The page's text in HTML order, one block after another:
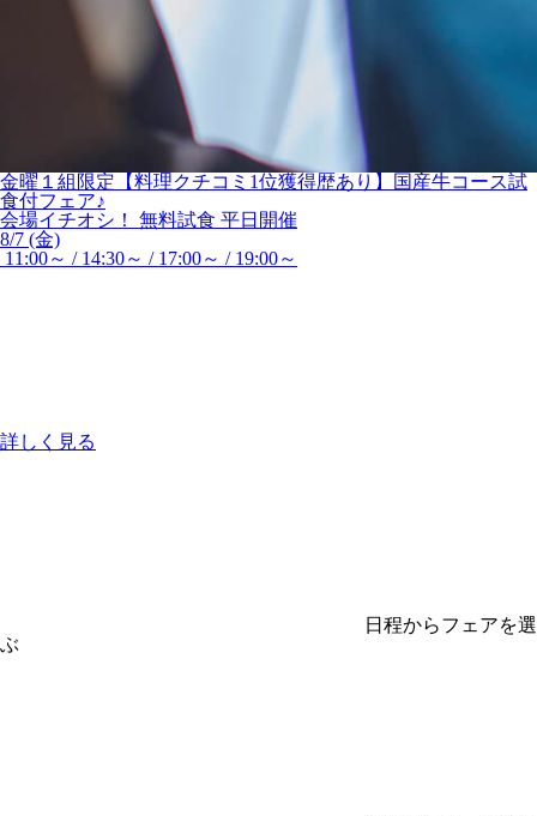
金曜１組限定【料理クチコミ1位獲得歴あり】国産牛コース試
食付フェア♪
会場イチオシ！
無料試食 平日開催
8/7 (金)
11:00～ / 14:30～ / 17:00～ / 19:00～
詳しく見る
日程からフェアを選
ぶ